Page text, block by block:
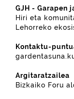
GJH - Garapen
Hiri eta
Lehorreko
Kontaktu-
Argitaratzailea
Bizkaiko Foru